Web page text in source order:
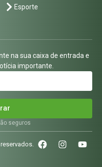
Esporte
na sua caixa de entrada e
importante.
seguros